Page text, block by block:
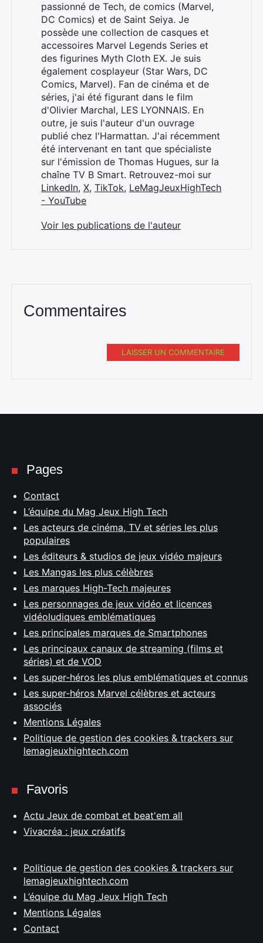
passionné de Tech, de comics (Marvel,
DC Comics) et de Saint Seiya. Je
possède une collection de casques et
accessoires Marvel Legends Series et
des figurines Myth Cloth EX. Je suis
également cosplayeur (Star Wars, DC
Comics, Marvel). Fan de cinéma et de
séries, j'ai été figurant dans le film
d'Olivier Marchal, LES LYONNAIS. En
outre, je suis l'auteur d'un ouvrage
publié chez l'Harmattan. J'ai récemment
été intervenant en tant que spécialiste
sur l'émission de Thomas Hugues, sur la
chaîne TV B Smart. Retrouvez-moi sur
LinkedIn, X, TikTok, LeMagJeuxHighTech
- YouTube
Voir les publications de l'auteur
Commentaires
LAISSER UN COMMENTAIRE
Pages
Contact
L’équipe du Mag Jeux High Tech
Les acteurs de cinéma, TV et séries les plus
populaires
Les éditeurs & studios de jeux vidéo majeurs
Les Mangas les plus célèbres
Les marques High-Tech majeures
Les personnages de jeux vidéo et licences
vidéoludiques emblématiques
Les principales marques de Smartphones
Les principaux canaux de streaming (films et
séries) et de VOD
Les super-héros les plus emblématiques et connus
Les super-héros Marvel célèbres et acteurs
associés
Mentions Légales
Politique de gestion des cookies & trackers sur
lemagjeuxhightech.com
Favoris
Actu Jeux de combat et beat'em all
Vivacréa : jeux créatifs
Politique de gestion des cookies & trackers sur
lemagjeuxhightech.com
L’équipe du Mag Jeux High Tech
Mentions Légales
Contact